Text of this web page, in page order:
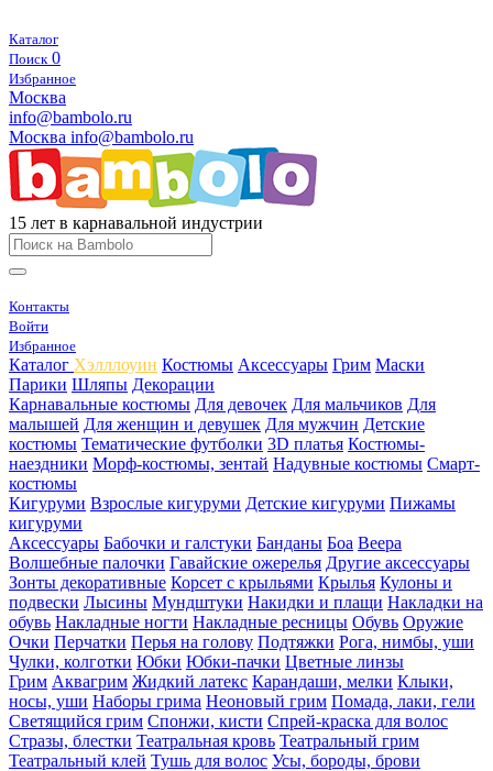
Каталог
Поиск 0
Избранное
Москва
info@bambolo.ru
Москва info@bambolo.ru
15 лет в карнавальной индустрии
Контакты
Войти
Избранное
Каталог Хэлллоуин Костюмы Аксессуары Грим Маски
Парики Шляпы Декорации
Карнавальные костюмы Для девочек Для мальчиков Для
малышей Для женщин и девушек Для мужчин Детские
костюмы Тематические футболки 3D платья Костюмы-
наездники Морф-костюмы, зентай Надувные костюмы Смарт-
костюмы
Кигуруми Взрослые кигуруми Детские кигуруми Пижамы
кигуруми
Аксессуары Бабочки и галстуки Банданы Боа Веера
Волшебные палочки Гавайские ожерелья Другие аксессуары
Зонты декоративные Корсет с крыльями Крылья Кулоны и
подвески Лысины Мундштуки Накидки и плащи Накладки на
обувь Накладные ногти Накладные ресницы Обувь Оружие
Очки Перчатки Перья на голову Подтяжки Рога, нимбы, уши
Чулки, колготки Юбки Юбки-пачки Цветные линзы
Грим Аквагрим Жидкий латекс Карандаши, мелки Клыки,
носы, уши Наборы грима Неоновый грим Помада, лаки, гели
Светящийся грим Спонжи, кисти Спрей-краска для волос
Стразы, блестки Театральная кровь Театральный грим
Театральный клей Тушь для волос Усы, бороды, брови